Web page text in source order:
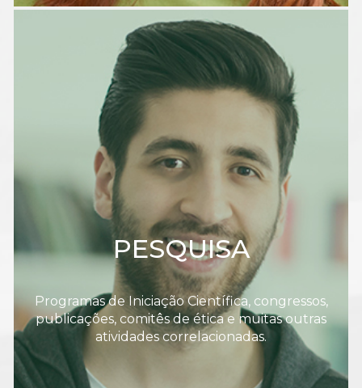
PESQUISA
Programas de Iniciação Científica, congressos,
publicações, comitês de ética e muitas outras
atividades correlacionadas.